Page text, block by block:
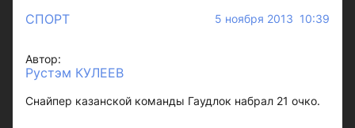
СПОРТ 5 ноября 2013 10:39
Автор:
Рустэм КУЛЕЕВ
Снайпер казанской команды Гаудлок набрал 21 очко.